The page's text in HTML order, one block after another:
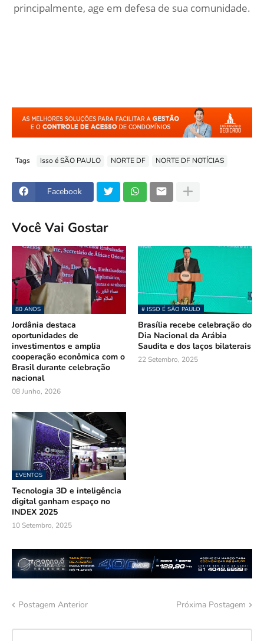
principalmente, age em defesa de sua comunidade.
Tags Isso é SÃO PAULO NORTE DF NORTE DF NOTÍCIAS
Facebook
Você Vai Gostar
80 ANOS
Jordânia destaca
oportunidades de
investimentos e amplia
cooperação econômica com o
Brasil durante celebração
nacional
08 Junho, 2026
# ISSO É SÃO PAULO
Brasília recebe celebração do
Dia Nacional da Arábia
Saudita e dos laços bilaterais
22 Setembro, 2025
EVENTOS
Tecnologia 3D e inteligência
digital ganham espaço no
INDEX 2025
10 Setembro, 2025
Postagem Anterior Próxima Postagem